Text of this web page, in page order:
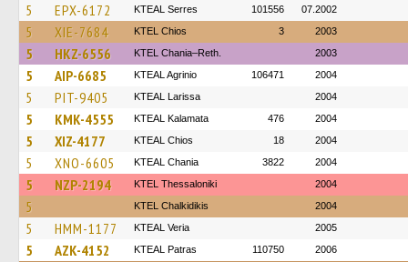
5 EPX-6172 KTEAL Serres 101556 07.2002
5 XIE-7684 KTEL Chios 3 2003
5 HKZ-6556 KTEL Chania–Reth. 2003
5 AIP-6685 KTEAL Agrinio 106471 2004
5 PIT-9405 KTEAL Larissa 2004
5 KMK-4555 KTEAL Kalamata 476 2004
5 XIZ-4177 KTEAL Chios 18 2004
5 XNO-6605 KTEAL Chania 3822 2004
5 NZP-2194 KTEL Thessaloniki 2004
5 ΚΤΕL Chalkidikis 2004
5 HMM-1177 KTEAL Veria 2005
5 AZK-4152 KTEAL Patras 110750 2006